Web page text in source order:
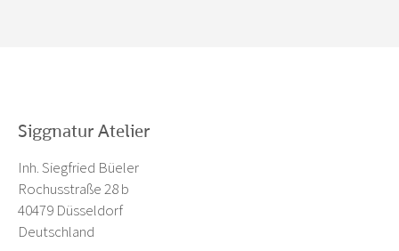
Siggnatur Atelier
Inh. Siegfried Büeler
Rochusstraße 28 b
40479 Düsseldorf
Deutschland